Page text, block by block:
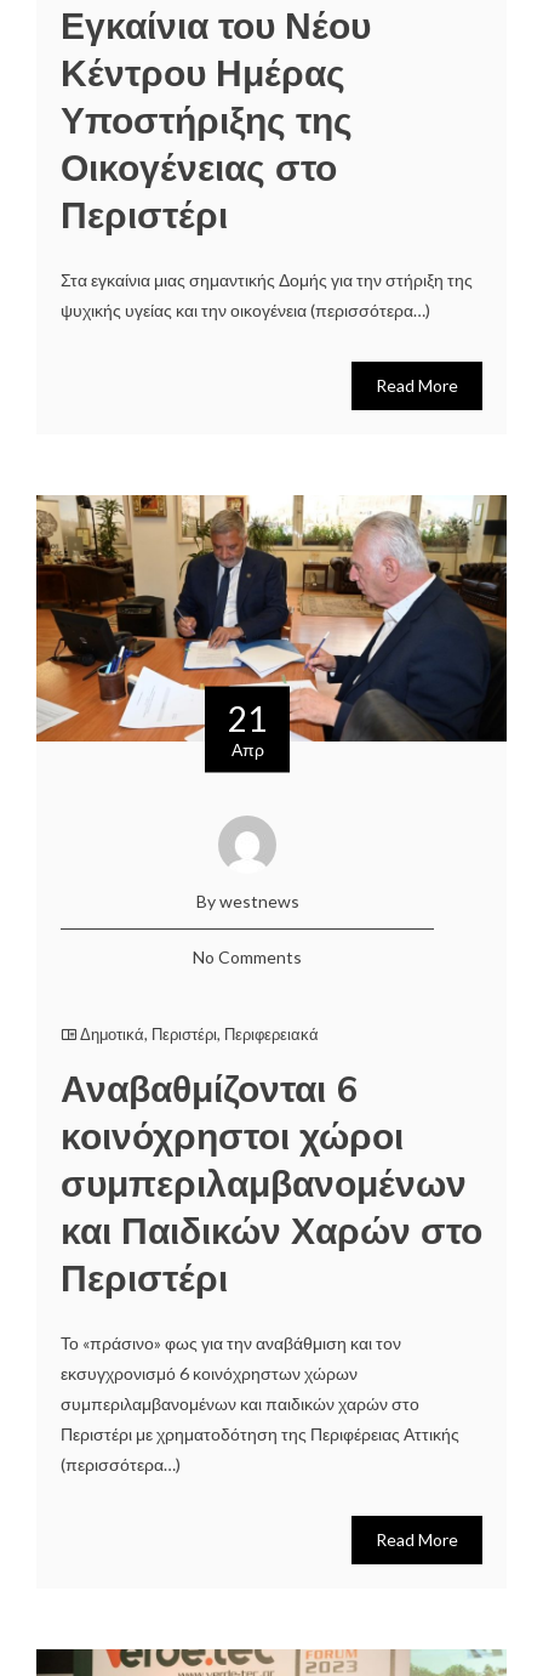
Εγκαίνια του Νέου
Κέντρου Ημέρας
Υποστήριξης της
Οικογένειας στο
Περιστέρι
Στα εγκαίνια μιας σημαντικής Δομής για την στήριξη της
ψυχικής υγείας και την οικογένεια (περισσότερα…)
Read More
21
Απρ
By westnews
No Comments
Δημοτικά, Περιστέρι, Περιφερειακά
Αναβαθμίζονται 6
κοινόχρηστοι χώροι
συμπεριλαμβανομένων
και Παιδικών Χαρών στο
Περιστέρι
Το «πράσινο» φως για την αναβάθμιση και τον
εκσυγχρονισμό 6 κοινόχρηστων χώρων
συμπεριλαμβανομένων και παιδικών χαρών στο
Περιστέρι με χρηματοδότηση της Περιφέρειας Αττικής
(περισσότερα…)
Read More